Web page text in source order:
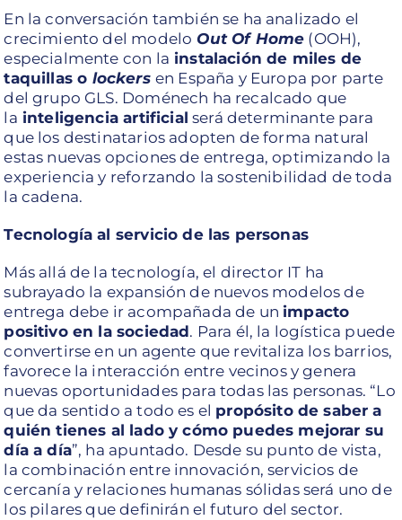
En la conversación también se ha analizado el
crecimiento del modelo Out Of Home (OOH),
especialmente con la instalación de miles de
taquillas o lockers en España y Europa por parte
del grupo GLS. Doménech ha recalcado que
la inteligencia artificial será determinante para
que los destinatarios adopten de forma natural
estas nuevas opciones de entrega, optimizando la
experiencia y reforzando la sostenibilidad de toda
la cadena.
Tecnología al servicio de las personas
Más allá de la tecnología, el director IT ha
subrayado la expansión de nuevos modelos de
entrega debe ir acompañada de un impacto
positivo en la sociedad. Para él, la logística puede
convertirse en un agente que revitaliza los barrios,
favorece la interacción entre vecinos y genera
nuevas oportunidades para todas las personas. “Lo
que da sentido a todo es el propósito de saber a
quién tienes al lado y cómo puedes mejorar su
día a día”, ha apuntado. Desde su punto de vista,
la combinación entre innovación, servicios de
cercanía y relaciones humanas sólidas será uno de
los pilares que definirán el futuro del sector.